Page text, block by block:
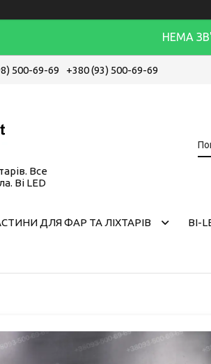
НЕМА
500-69-69 +380 (93) 500-69-69
Все
Bi LED
ДЛЯ ФАР ТА ЛІХТАРІВ BI-